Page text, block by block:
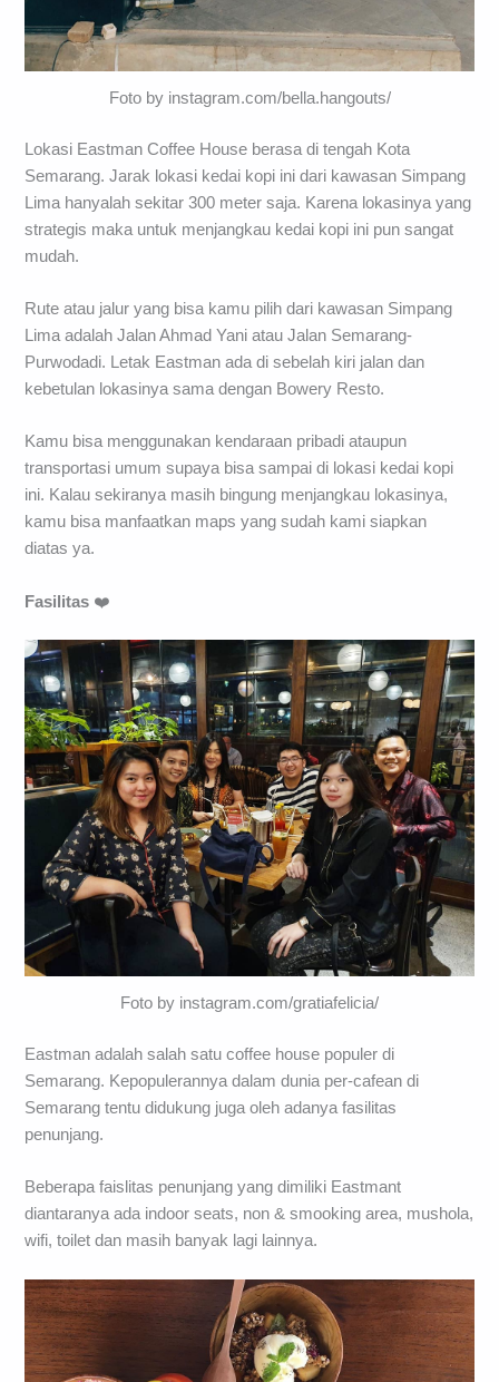
Foto by instagram.com/bella.hangouts/
Lokasi Eastman Coffee House berasa di tengah Kota
Semarang. Jarak lokasi kedai kopi ini dari kawasan Simpang
Lima hanyalah sekitar 300 meter saja. Karena lokasinya yang
strategis maka untuk menjangkau kedai kopi ini pun sangat
mudah.
Rute atau jalur yang bisa kamu pilih dari kawasan Simpang
Lima adalah Jalan Ahmad Yani atau Jalan Semarang-
Purwodadi. Letak Eastman ada di sebelah kiri jalan dan
kebetulan lokasinya sama dengan Bowery Resto.
Kamu bisa menggunakan kendaraan pribadi ataupun
transportasi umum supaya bisa sampai di lokasi kedai kopi
ini. Kalau sekiranya masih bingung menjangkau lokasinya,
kamu bisa manfaatkan maps yang sudah kami siapkan
diatas ya.
Fasilitas ❤️
Foto by instagram.com/gratiafelicia/
Eastman adalah salah satu coffee house populer di
Semarang. Kepopulerannya dalam dunia per-cafean di
Semarang tentu didukung juga oleh adanya fasilitas
penunjang.
Beberapa faislitas penunjang yang dimiliki Eastmant
diantaranya ada indoor seats, non & smooking area, mushola,
wifi, toilet dan masih banyak lagi lainnya.